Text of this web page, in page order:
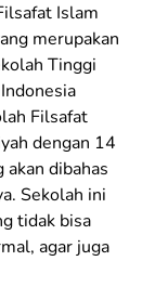
Islam
merupakan
Tinggi
Filsafat
dengan 14
akan dibahas
Sekolah ini
tidak bisa
agar juga